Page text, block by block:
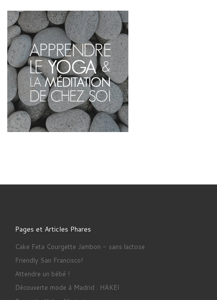
Pages et Articles Phares
Cake Feta Courgette Jambon - sans lactose
Friendly San Francisco!
Attendre un bébé !
Découverte mode à Madrid : HAKEI